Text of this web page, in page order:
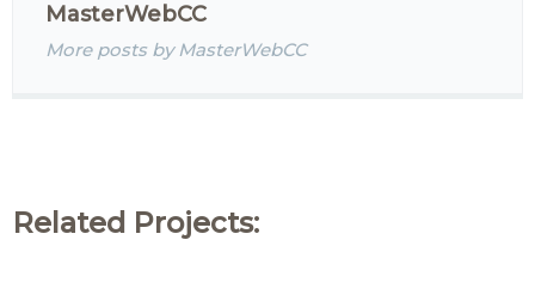
MasterWebCC
More posts by MasterWebCC
Related Projects: